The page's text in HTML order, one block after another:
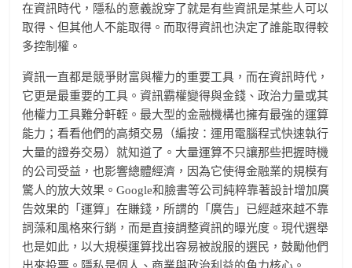
在資訊時代，隱私的意義說穿了就是有些資訊是某些人可以
取得、但其他人不能取得。而取得資訊也決定了誰能取得較
多控制權。
資訊一直都是競爭財富與權力的重要工具，而在資訊時代，
它更是最重要的工具。資訊霸權變得與金錢、政治力量或其
他權力工具難分軒輊。最大型的金融機構也擁有最強的運算
能力；看看他們的高頻交易（編按：運用電腦程式快速執行
大量的證券交易）就知道了。大量運算不只讓那些把握時機
的公司受益，也影響總體經濟，因為它使得金融業的規模有
驚人的放大效果。Google和臉書等公司純粹靠著設計增加廣
告效果的「運算」在賺錢，所謂的「廣告」已經越來越不靠
詞藻和風格來行銷，而是直接調整資訊的曝光度。現代選舉
也是如此，以大規模運算找出容易被說服的選民，鼓勵他們